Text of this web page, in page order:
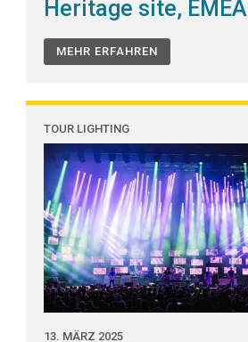
Heritage site, EMEA
MEHR ERFAHREN
TOUR LIGHTING
13. MÄRZ 2025